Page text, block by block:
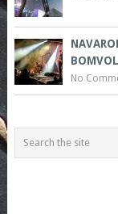
No